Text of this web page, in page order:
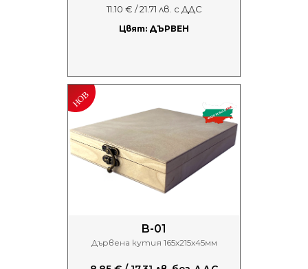
11.10 € / 21.71 лв. с ДДС
Цвят: ДЪРВЕН
B-01
Дървена кутия 165х215х45мм